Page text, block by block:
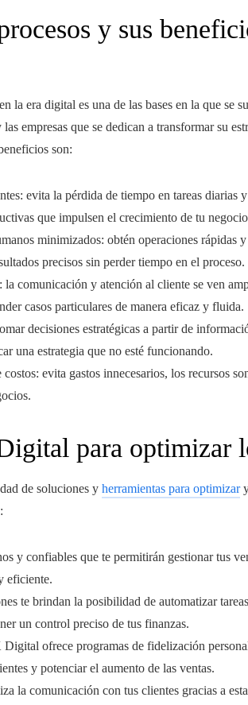
y sus
la era digital es una de las bases en la que se
empresas que se dedican a transformar su
son:
evita la pérdida de tiempo en tareas diarias
que impulsen el crecimiento de tu
minimizados: obtén operaciones rápidas
precisos sin perder tiempo en el proceso.
comunicación y atención al cliente se ven
casos particulares de manera eficaz y fluida.
decisiones estratégicas a partir de
una estrategia que no esté funcionando.
evita gastos innecesarios, los recursos
para optimizar
de soluciones y herramientas para optimizary
y confiables que te permitirán gestionar tus
eficiente.
te brindan la posibilidad de automatizar
un control preciso de tus finanzas.
ofrece programas de fidelización
y potenciar el aumento de las ventas.
la comunicación con tus clientes gracias a